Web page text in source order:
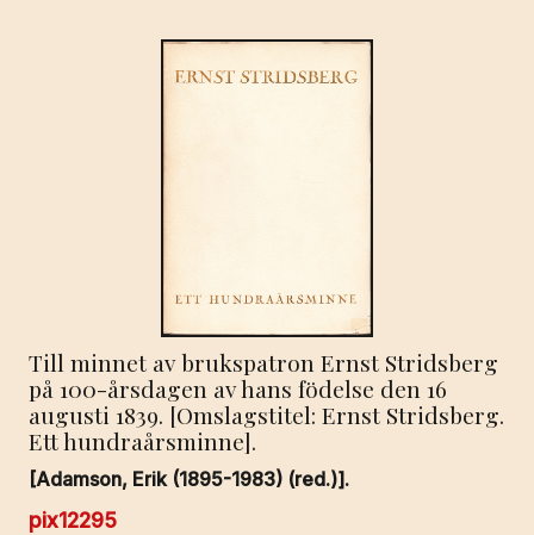
Till minnet av brukspatron Ernst Stridsberg
på 100-årsdagen av hans födelse den 16
augusti 1839. [Omslagstitel: Ernst Stridsberg.
Ett hundraårsminne].
[Adamson, Erik (1895-1983) (red.)].
pix12295